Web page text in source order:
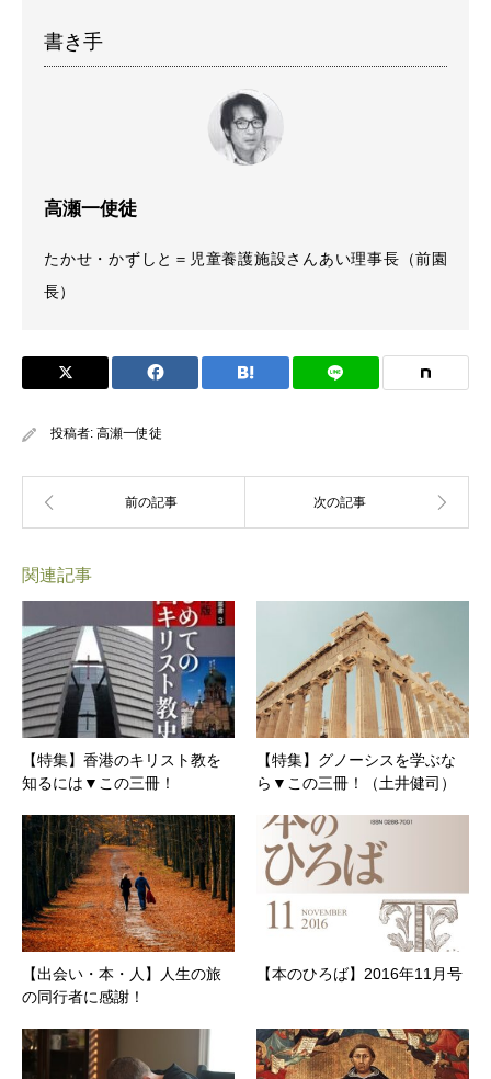
書き手
高瀬一使徒
たかせ・かずしと＝児童養護施設さんあい理事長（前園
長）
投稿者: 高瀬一使徒
関連記事
【特集】香港のキリスト教を
知るには▼この三冊！
【特集】グノーシスを学ぶな
ら▼この三冊！（土井健司）
【出会い・本・人】人生の旅
の同行者に感謝！
【本のひろば】2016年11月号